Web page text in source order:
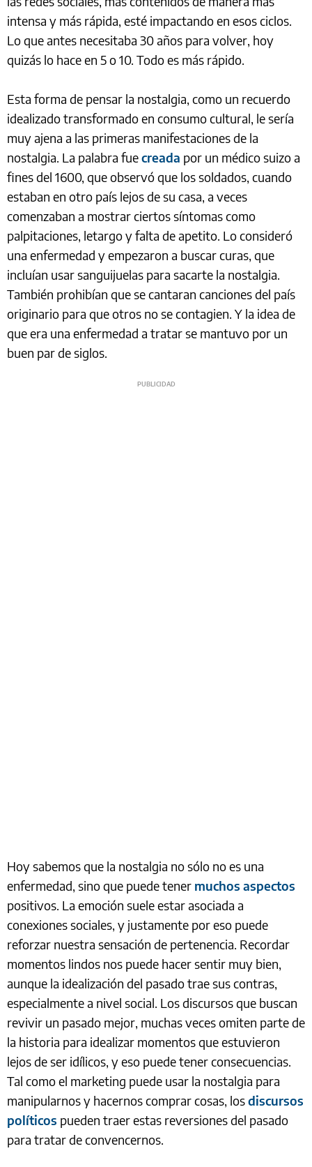
intensa y más rápida, esté impactando en esos ciclos.
Lo que antes necesitaba 30 años para volver, hoy
quizás lo hace en 5 o 10. Todo es más rápido.
Esta forma de pensar la nostalgia, como un recuerdo
idealizado transformado en consumo cultural, le sería
muy ajena a las primeras manifestaciones de la
nostalgia. La palabra fuecreada por un médico suizo a
fines del 1600, que observó que los soldados, cuando
estaban en otro país lejos de su casa, a veces
comenzaban a mostrar ciertos síntomas como
palpitaciones, letargo y falta de apetito. Lo consideró
una enfermedad y empezaron a buscar curas, que
incluían usar sanguijuelas para sacarte la nostalgia.
También prohibían que se cantaran canciones del país
originario para que otros no se contagien. Y la idea de
que era una enfermedad a tratar se mantuvo por un
buen par de siglos.
Hoy sabemos que la nostalgia no sólo no es una
enfermedad, sino que puede tener muchos aspectos
positivos. La emoción suele estar asociada a
conexiones sociales, y justamente por eso puede
reforzar nuestra sensación de pertenencia. Recordar
momentos lindos nos puede hacer sentir muy bien,
aunque la idealización del pasado trae sus contras,
especialmente a nivel social. Los discursos que buscan
revivir un pasado mejor, muchas veces omiten parte de
la historia para idealizar momentos que estuvieron
lejos de ser idílicos, y eso puede tener consecuencias.
Tal como el marketing puede usar la nostalgia para
manipularnos y hacernos comprar cosas, losdiscursos
políticos pueden traer estas reversiones del pasado
para tratar de convencernos.